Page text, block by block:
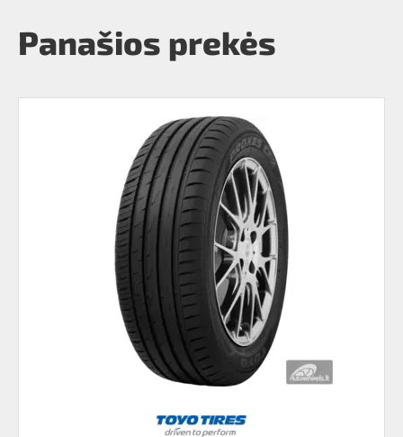
Panašios prekės